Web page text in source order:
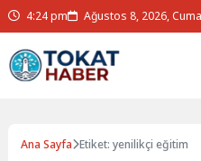
4:24 pm Ağustos 8, 2026,
Ana Sayfa Etiket: yenilikçi eğitim